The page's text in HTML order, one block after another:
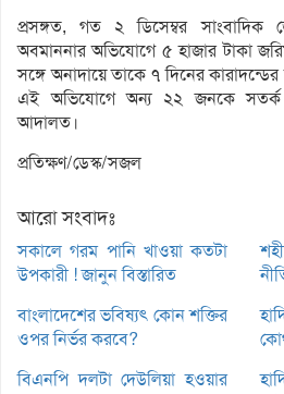
প্রসঙ্গত, গত ২ ডিসেম্বর সাংবাদিক
অবমাননার অভিযোগে ৫ হাজার টাকা
সঙ্গে অনাদায়ে তাকে ৭ দিনের
এই অভিযোগে অন্য ২২ জনকে সতর্ক
আদালত।
প্রতিক্ষণ/ডেস্ক/সজল
আরো সংবাদঃ
সকালে গরম পানি খাওয়া কতটা
উপকারী ! জানুন বিস্তারিত
বাংলাদেশের ভবিষ্যৎ কোন শক্তির
ওপর নির্ভর করবে?
বিএনপি দলটা দেউলিয়া হওয়ার